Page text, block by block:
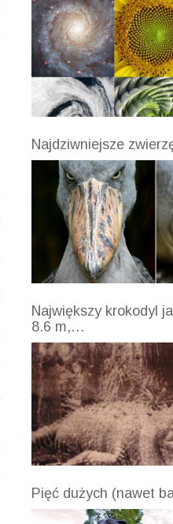
Najdziwniejsze
Największy krokodyl
8.6 m,…
Pięć dużych (nawet